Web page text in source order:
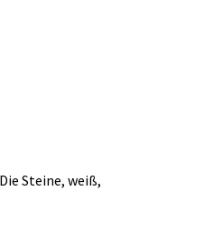
Steine, weiß,